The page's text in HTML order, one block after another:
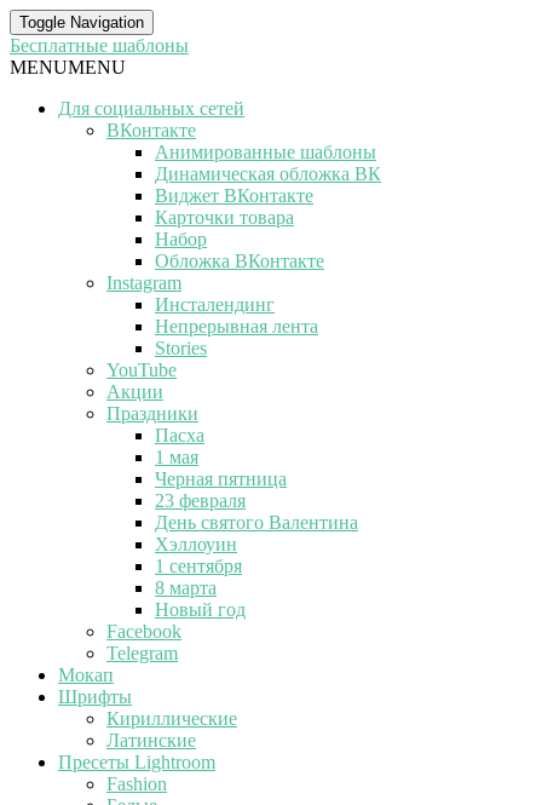
Toggle Navigation
Бесплатные шаблоны
MENUMENU
Для социальных сетей
ВКонтакте
Анимированные шаблоны
Динамическая обложка ВК
Виджет ВКонтакте
Карточки товара
Набор
Обложка ВКонтакте
Instagram
Инсталендинг
Непрерывная лента
Stories
YouTube
Акции
Праздники
Пасха
1 мая
Черная пятница
23 февраля
День святого Валентина
Хэллоуин
1 сентября
8 марта
Новый год
Facebook
Telegram
Мокап
Шрифты
Кириллические
Латинские
Пресеты Lightroom
Fashion